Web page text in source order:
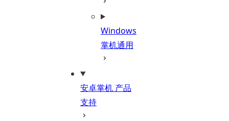
Windows
掌机通用
安卓掌机 产品
支持